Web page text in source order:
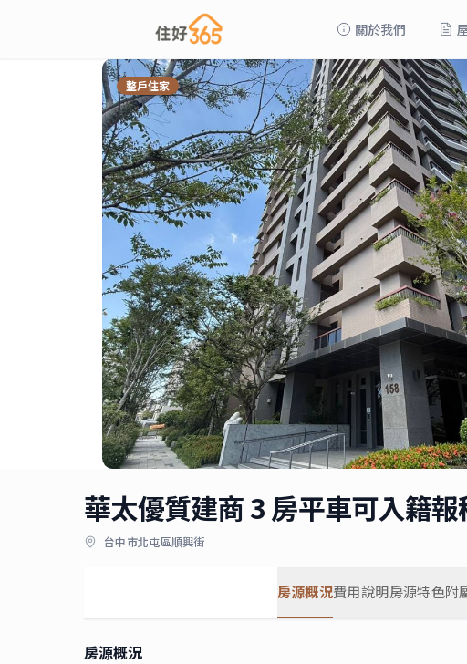
關於我們
整戶住家
華太優質建商 3 房平車可入籍
台中市北屯區順興街
房源概況費用說明房源特色附
房源概況